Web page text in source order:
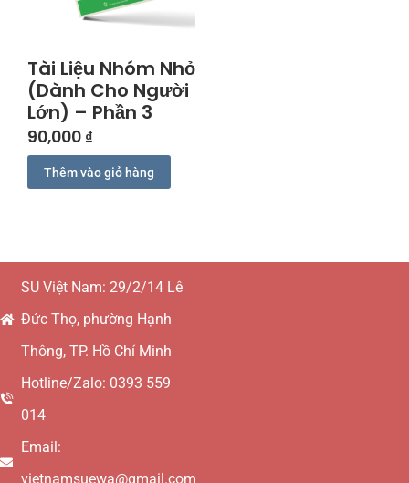
Tài Liệu Nhóm Nhỏ
(Dành Cho Người
Lớn) – Phần 3
90,000 ₫
Thêm vào giỏ hàng
SU Việt Nam: 29/2/14 Lê
Đức Thọ, phường Hạnh
Thông, TP. Hồ Chí Minh
Hotline/Zalo: 0393 559
014
Email:
vietnamsuewa@gmail.com